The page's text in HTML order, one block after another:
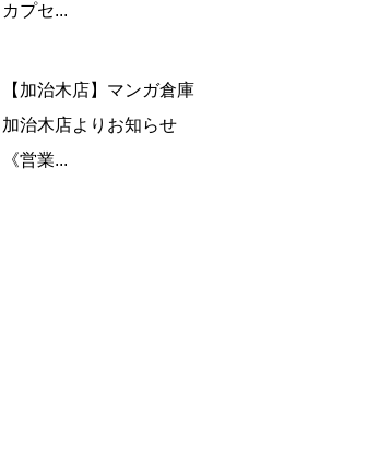
カプセ...
【加治木店】マンガ倉庫
加治木店よりお知らせ
《営業...